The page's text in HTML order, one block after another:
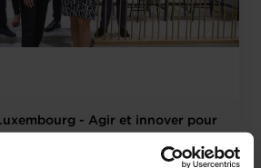
- Agir et innover pour